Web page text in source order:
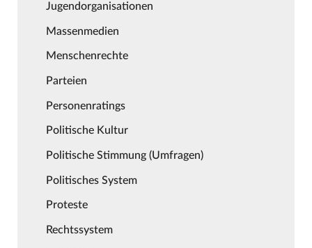
Jugendorganisationen
Massenmedien
Menschenrechte
Parteien
Personenratings
Politische Kultur
Politische Stimmung (Umfragen)
Politisches System
Proteste
Rechtssystem